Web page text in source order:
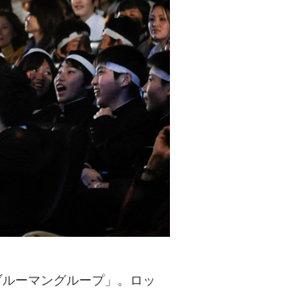
ーマングループ」。ロッ